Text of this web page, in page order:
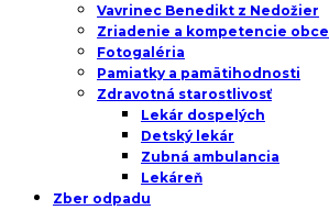
Vavrinec Benedikt z Nedožier
Zriadenie a kompetencie obce
Fotogaléria
Pamiatky a pamätihodnosti
Zdravotná starostlivosť
Lekár dospelých
Detský lekár
Zubná ambulancia
Lekáreň
Zber odpadu